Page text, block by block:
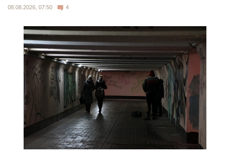
08.08.2026, 07:50 4